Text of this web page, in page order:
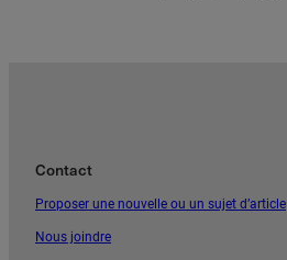
Contact
Proposer une nouvelle ou un sujet d’article
Nous joindre